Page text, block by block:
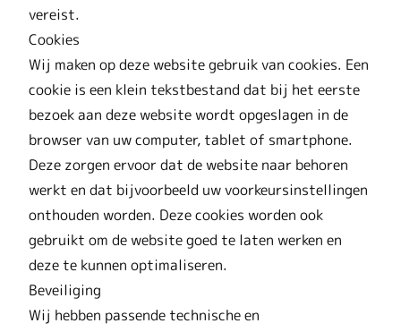
vereist.
Cookies
Wij maken op deze website gebruik van cookies. Een
cookie is een klein tekstbestand dat bij het eerste
bezoek aan deze website wordt opgeslagen in de
browser van uw computer, tablet of smartphone.
Deze zorgen ervoor dat de website naar behoren
werkt en dat bijvoorbeeld uw voorkeursinstellingen
onthouden worden. Deze cookies worden ook
gebruikt om de website goed te laten werken en
deze te kunnen optimaliseren.
Beveiliging
Wij hebben passende technische en